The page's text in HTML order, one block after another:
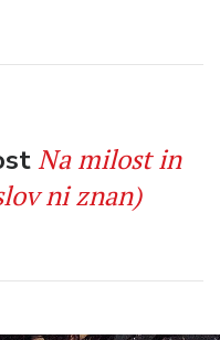
Na milost in
ni znan)